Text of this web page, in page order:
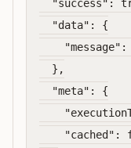
"success":
  "data": {
"message":
  },
  "meta": {
"cached":